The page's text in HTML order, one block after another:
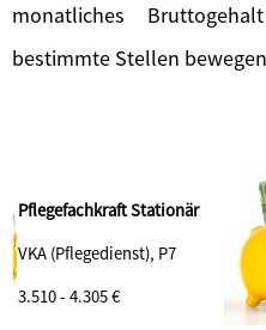
monatliches
bestimmte Stellen
Pflegefachkraft Stationär
VKA (Pflegedienst), P7
3.510 - 4.305 €